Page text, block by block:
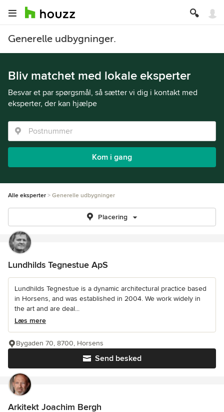
Generelle udbygninger.
Bliv matchet med lokale eksperter
Besvar et par spørgsmål, så sætter vi dig i kontakt med
eksperter, der kan hjælpe
Kom i gang
Alle eksperter Generelle udbygninger
Placering
Lundhilds Tegnestue ApS
Lundhilds Tegnestue is a dynamic architectural practice based
in Horsens, and was established in 2004. We work widely in
the art and are deal...
Læs mere
Send besked
Bygaden 70, 8700, Horsens
Arkitekt Joachim Bergh